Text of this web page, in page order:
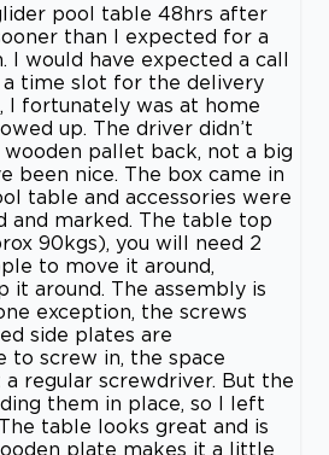
pool table 48hrs after
than I expected for a
I would have expected a call
time slot for the delivery
I fortunately was at home
up. The driver didn’t
pallet back, not a big
been nice. The box came in
table and accessories were
and marked. The table top
90kgs), you will need 2
to move it around,
it around. The assembly is
exception, the screws
side plates are
screw in, the space
regular screwdriver. But the
them in place, so I left
table looks great and is
plate makes it a little